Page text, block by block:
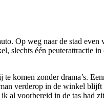
Op weg naar de stad even
slechts één peuterattractie
komen zonder drama’s.
verderop in de winkel blijft
al voorbereid in de tas had